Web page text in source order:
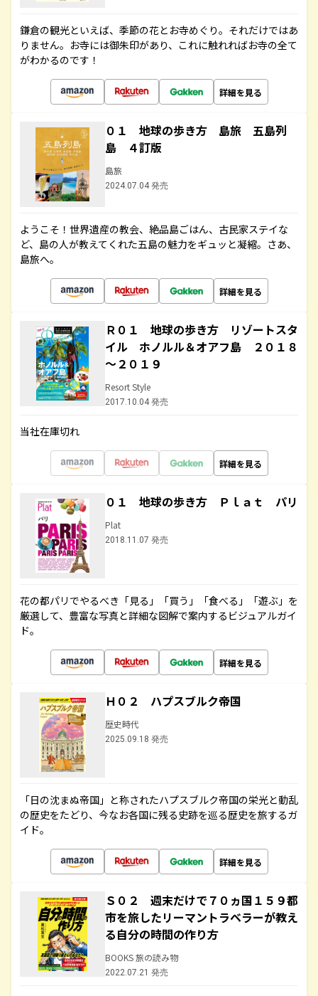
鎌倉の観光といえば、季節の花とお寺めぐり。それだけではあ
りません。お寺には御朱印があり、これに触れればお寺の全て
がわかるのです！
詳細を見る
０１ 地球の歩き方 島旅 五島列
島 ４訂版
島旅
2024.07.04 発売
ようこそ！世界遺産の教会、絶品島ごはん、古民家ステイな
ど、島の人が教えてくれた五島の魅力をギュッと凝縮。さあ、
島旅へ。
詳細を見る
Ｒ０１ 地球の歩き方 リゾートスタ
イル ホノルル＆オアフ島 ２０１８
～２０１９
Resort Style
2017.10.04 発売
当社在庫切れ
詳細を見る
０１ 地球の歩き方 Ｐｌａｔ パリ
Plat
2018.11.07 発売
花の都パリでやるべき「見る」「買う」「食べる」「遊ぶ」を
厳選して、豊富な写真と詳細な図解で案内するビジュアルガイ
ド。
詳細を見る
Ｈ０２ ハプスブルク帝国
歴史時代
2025.09.18 発売
「日の沈まぬ帝国」と称されたハプスブルク帝国の栄光と動乱
の歴史をたどり、今なお各国に残る史跡を巡る歴史を旅するガ
イド。
詳細を見る
Ｓ０２ 週末だけで７０ヵ国１５９都
市を旅したリーマントラベラーが教え
る自分の時間の作り方
BOOKS 旅の読み物
2022.07.21 発売